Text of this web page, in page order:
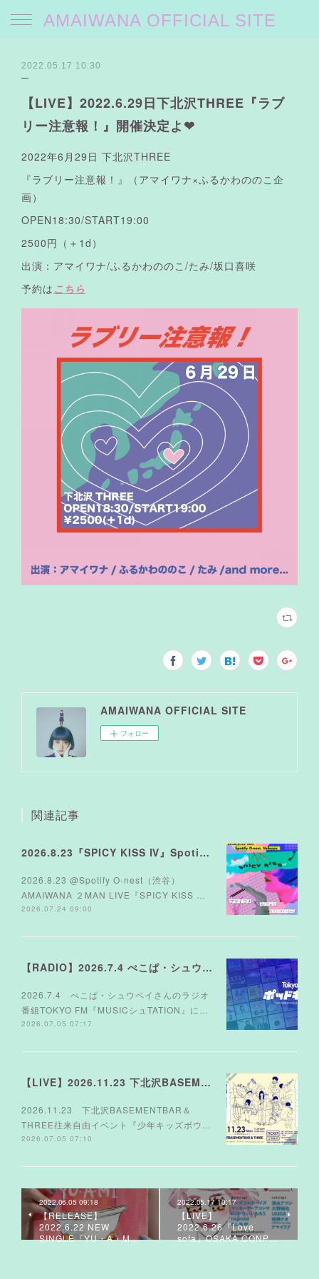
AMAIWANA OFFICIAL SITE
2022.05.17 10:30
【LIVE】2022.6.29日下北沢THREE『ラブ
リー注意報！』開催決定よ❤︎
2022年6月29日 下北沢THREE
『ラブリー注意報！』（アマイワナ×ふるかわののこ企
画）
OPEN18:30/START19:00
2500円（＋1d）
出演：アマイワナ/ふるかわののこ/たみ/坂口喜咲
予約は こちら
AMAIWANA OFFICIAL SITE
フォロー
関連記事
2026.8.23『SPICY KISS Ⅳ』Spotify O-nest
2026.8.23 @Spotify O-nest（渋谷）
AMAIWANA ２MAN LIVE『SPICY KISS …
2026.07.24 09:00
【RADIO】2026.7.4 ぺこぱ・シュウペイさんのラジオ TOKYO FM『MUSICシュTATION』
2026.7.4 ぺこぱ・シュウペイさんのラジオ
番組TOKYO FM『MUSICシュTATION』に…
2026.07.05 07:17
【LIVE】2026.11.23 下北沢BASEMENTBAR＆THREE
2026.11.23 下北沢BASEMENTBAR＆
THREE往来自由イベント『少年キッズボウ…
2026.07.05 07:10
2022.06.05 09:18
【RELEASE】
2022.6.22 NEW
SINGLE『YU・A・M…
2022.05.17 10:17
【LIVE】
2022.6.26『Love
sofa』OSAKA CONP…